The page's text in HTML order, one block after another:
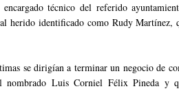
técnico del referido
herido identificado como Rudy Martínez,
se dirigían a terminar un negocio de
Luis Corniel Félix Pineda y